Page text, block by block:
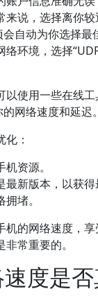
说，选择离你较
自动为你选择最
环境，选择
以使用一些在线
络速度和延迟。
：
资源。
新版本，以获得
堵。
的网络速度，
常重要的。
度是